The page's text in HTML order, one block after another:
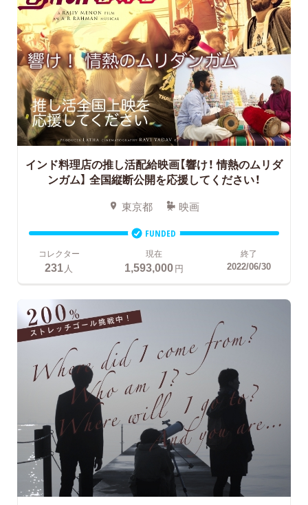
インド料理店の推し活配給映画【響け！ 情熱のムリダ
ンガム】 全国縦断公開を応援してください！
東京都 映画
FUNDED
コレクター
231人
現在
1,593,000円
終了
2022/06/30